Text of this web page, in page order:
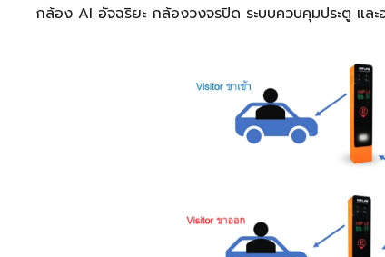
กล้อง AI อัจฉริยะ กล้องวงจรปิด ระบบควบคุมประตู แ